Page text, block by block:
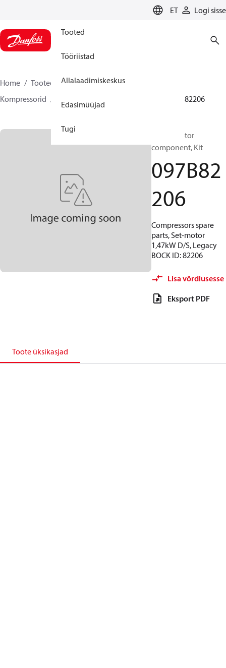
ET Logi sisse
Tooted
Tööriistad
Allalaadimiskeskus
Edasimüüjad
Tugi
Home Tooted
Climate Solutions for heating
Kompressorid
097B82206
BOCK, Motor
component, Kit
097B82
206
Compressors spare
parts, Set-motor
1,47kW D/S, Legacy
BOCK ID: 82206
Lisa võrdlusesse
Eksport PDF
Toote üksikasjad